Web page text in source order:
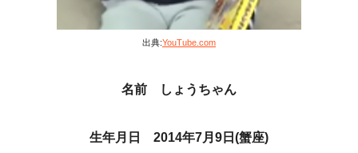
出典:YouTube.com
名前 しょうちゃん
生年月日 2014年7月9日(蟹座)